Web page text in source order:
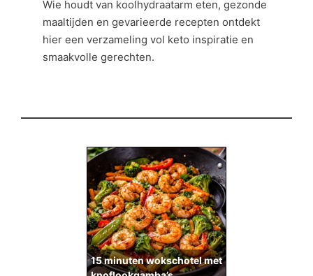
Wie houdt van koolhydraatarm eten, gezonde
maaltijden en gevarieerde recepten ontdekt
hier een verzameling vol keto inspiratie en
smaakvolle gerechten.
15 minuten wokschotel met